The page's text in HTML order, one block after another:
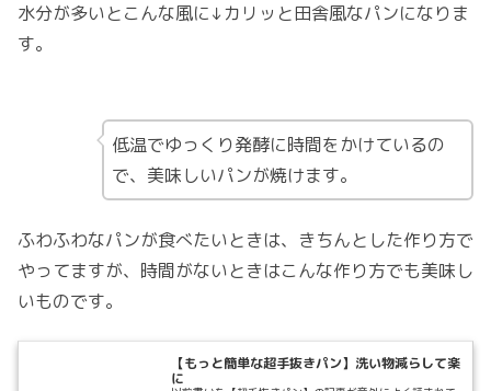
水分が多いとこんな風に↓カリッと田舎風なパンになりま
す。
低温でゆっくり発酵に時間をかけているの
で、美味しいパンが焼けます。
ふわふわなパンが食べたいときは、きちんとした作り方で
やってますが、時間がないときはこんな作り方でも美味し
いものです。
【もっと簡単な超手抜きパン】洗い物減らして楽
に